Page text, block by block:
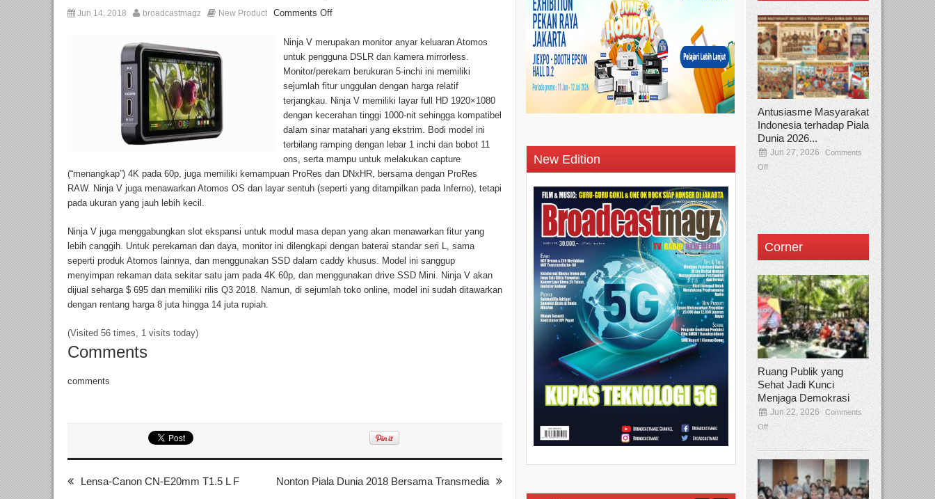
Jun 14, 2018 broadcastmagz New Product Comments Off
Ninja V merupakan monitor anyar keluaran Atomos
untuk pengguna DSLR dan kamera mirrorless.
Monitor/perekam berukuran 5-inchi ini memiliki
sejumlah fitur unggulan dengan harga relatif
terjangkau. Ninja V memiliki layar full HD 1920×1080
dengan kecerahan tinggi 1000-nit sehingga kompatibel
dalam sinar matahari yang ekstrim. Bodi model ini
terbilang ramping dengan lebar 1 inchi dan bobot 11
ons, serta mampu untuk melakukan capture
(“menangkap”) 4K pada 60p, juga memiliki kemampuan ProRes dan DNxHR, bersama dengan ProRes
RAW. Ninja V juga menawarkan Atomos OS dan layar sentuh (seperti yang ditampilkan pada Inferno), tetapi
pada ukuran yang jauh lebih kecil.
Ninja V juga menggabungkan slot ekspansi untuk modul masa depan yang akan menawarkan fitur yang
lebih canggih. Untuk perekaman dan daya, monitor ini dilengkapi dengan baterai standar seri L, sama
seperti produk Atomos lainnya, dan menggunakan SSD dalam caddy khusus. Model ini sanggup
menyimpan rekaman data sekitar satu jam pada 4K 60p, dan menggunakan drive SSD Mini. Ninja V akan
dijual seharga $ 695 dan memiliki rilis Q3 2018. Namun, di sejumlah toko online, model ini sudah ditawarkan
dengan rentang harga 8 juta hingga 14 juta rupiah.
(Visited 56 times, 1 visits today)
Comments
comments
Lensa-Canon CN-E20mm T1.5 L F Nonton Piala Dunia 2018 Bersama Transmedia
New Edition
Antusiasme Masyarakat
Indonesia terhadap Piala
Dunia 2026...
Jun 27, 2026
Comments
Off
Corner
Ruang Publik yang
Sehat Jadi Kunci
Menjaga Demokrasi
Jun 22, 2026
Comments
Off